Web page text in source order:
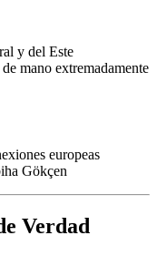
y del Este
mano extremadamente
europeas
Gökçen
Verdad